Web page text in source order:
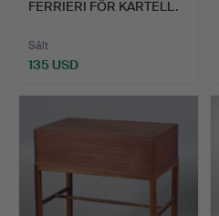
FERRIERI FÖR KARTELL.
Sålt
135 USD